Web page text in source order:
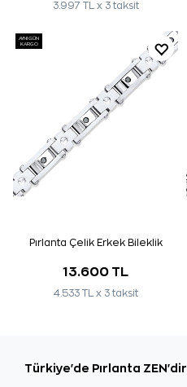
3.997 TL x 3 taksit
AYNI GÜN
KARGO
Pırlanta Çelik Erkek Bileklik
13.600 TL
4.533 TL x 3 taksit
Türkiye'de Pırlanta ZEN'dir